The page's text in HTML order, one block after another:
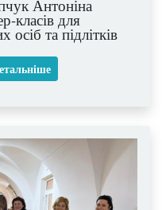
Антоніна
класів для
та підлітків
які завітали до